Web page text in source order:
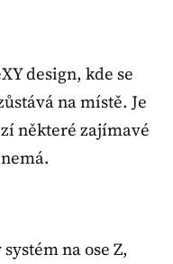
design, kde se
na místě. Je
některé zajímavé
na ose Z,